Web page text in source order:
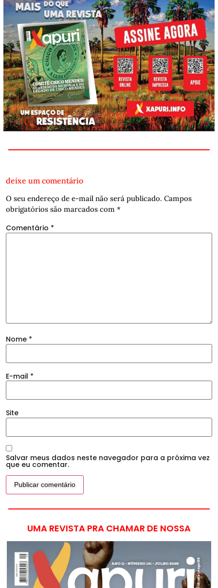
deixe um comentário
O seu endereço de e-mail não será publicado. Campos
obrigatórios são marcados com *
Comentário *
Nome *
E-mail *
Site
Salvar meus dados neste navegador para a próxima vez
que eu comentar.
UMA REVISTA PRA CHAMAR DE NOSSA